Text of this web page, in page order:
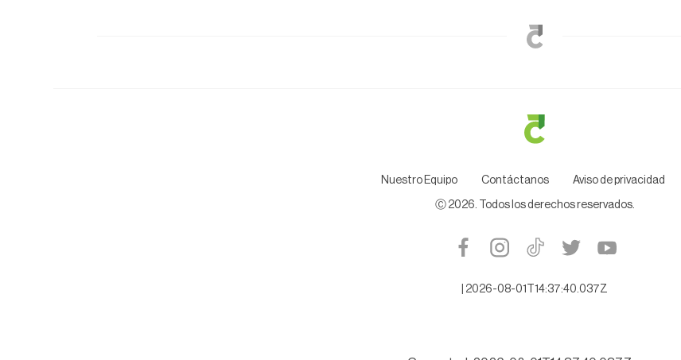
Nuestro Equipo Contáctanos Aviso de privacidad
Ⓒ 2026 . Todos los derechos reservados.
2026-08-01T14:37:40.037Z